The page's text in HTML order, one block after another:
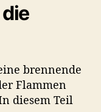
brennende
Flammen
diesem Teil